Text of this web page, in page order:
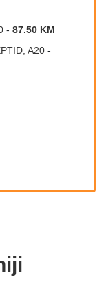
- 87.50 KM
A20 -